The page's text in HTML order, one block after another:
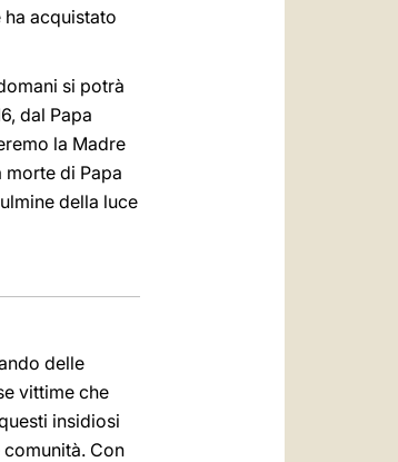
ha acquistato
si potrà
dal Papa
la Madre
di Papa
della luce
delle
vittime che
insidiosi
Con